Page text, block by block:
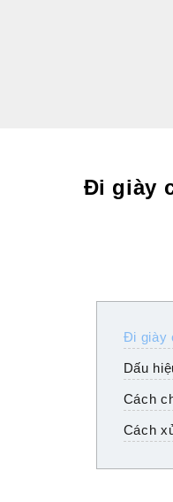
Đi giày
Đi giày
Dấu
Cách
Cách